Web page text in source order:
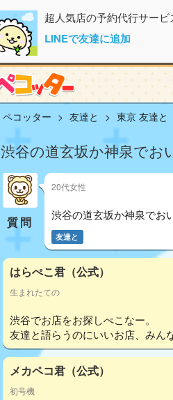
超人気店の予約代行サービ
LINEで友達に追加
ペコッター 友達と 東京 友達と
渋谷の道玄坂か神泉でお
質問
20代女性
渋谷の道玄坂か神泉でお
友達と
はらぺこ君（公式）
生まれたての
渋谷でお店をお探しぺこなー。
友達と語らうのにいいお店、みん
メカペコ君（公式）
初号機